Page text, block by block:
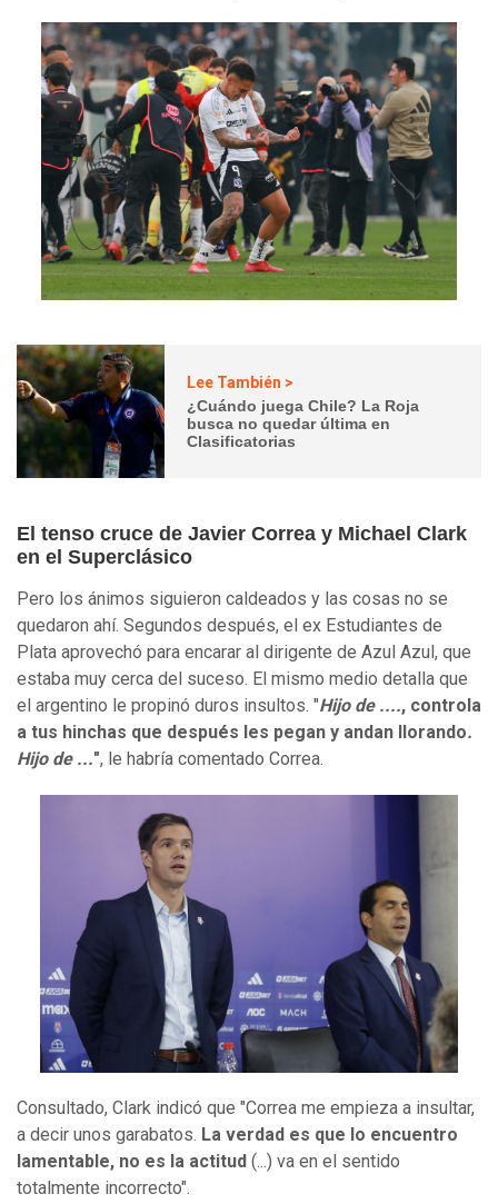
Lee También >
¿Cuándo juega Chile? La Roja
busca no quedar última en
Clasificatorias
El tenso cruce de Javier Correa y Michael Clark
en el Superclásico
Pero los ánimos siguieron caldeados y las cosas no se
quedaron ahí. Segundos después, el ex Estudiantes de
Plata aprovechó para encarar al dirigente de Azul Azul, que
estaba muy cerca del suceso. El mismo medio detalla que
el argentino le propinó duros insultos. "Hijo de ...., controla
a tus hinchas que después les pegan y andan llorando.
Hijo de ...", le habría comentado Correa.
Consultado, Clark indicó que "Correa me empieza a insultar,
a decir unos garabatos. La verdad es que lo encuentro
lamentable, no es la actitud (...) va en el sentido
totalmente incorrecto".